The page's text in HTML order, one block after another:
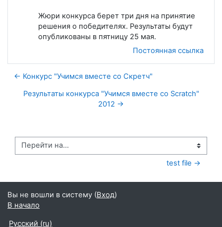
Жюри конкурса берет три дня на принятие
решения о победителях. Результаты будут
опубликованы в пятницу 25 мая.
Постоянная ссылка
← Конкурс "Учимся вместе со Скретч"
Результаты конкурса "Учимся вместе со Scratch"
2012 →
Перейти на...
test file →
Вы не вошли в систему (Вход)
В начало
Русский ‎(ru)‎